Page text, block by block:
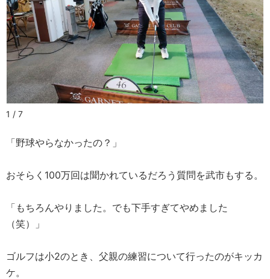
1 / 7
「野球やらなかったの？」
おそらく100万回は聞かれているだろう質問を武市もする。
「もちろんやりました。でも下手すぎてやめました
（笑）」
ゴルフは小2のとき、父親の練習について行ったのがキッカ
ケ。